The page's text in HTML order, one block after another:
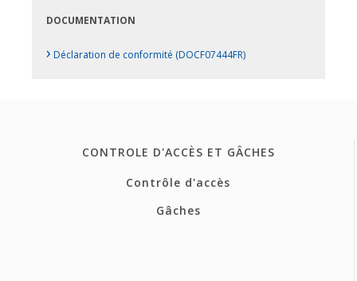
DOCUMENTATION
› Déclaration de conformité (DOCF07444FR)
CONTROLE D'ACCÈS ET GÂCHES
Contrôle d'accès
Gâches